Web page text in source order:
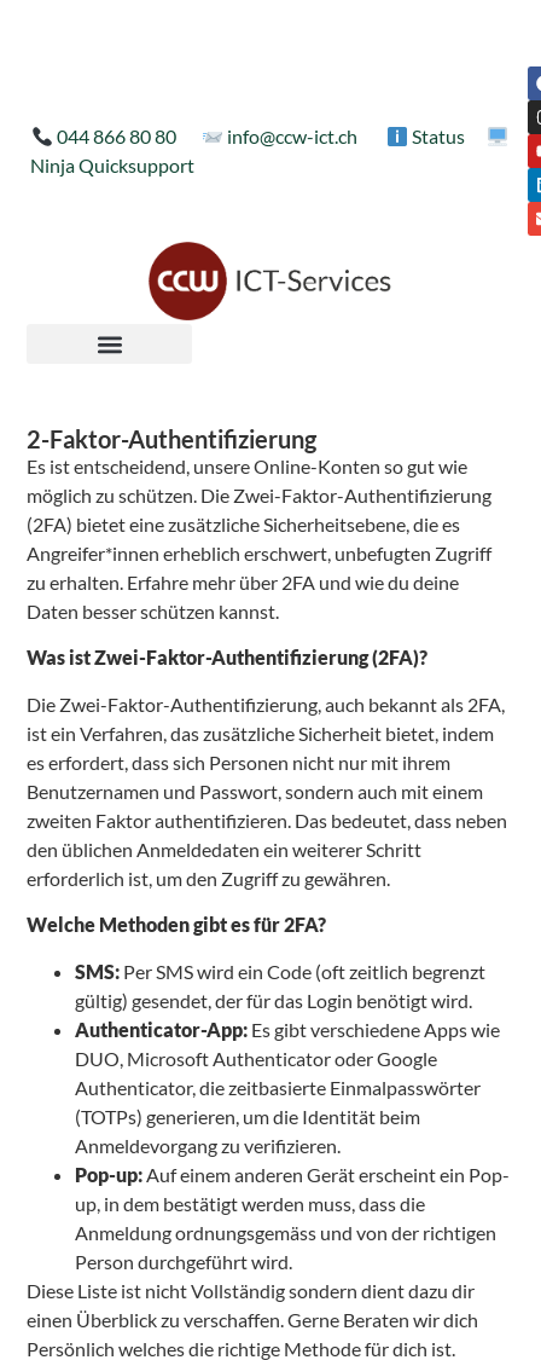
044 866 80 80 info@ccw-ict.ch
Status
Ninja Quicksupport
2-Faktor-Authentifizierung
Es ist entscheidend, unsere Online-Konten so gut wie
möglich zu schützen. Die Zwei-Faktor-Authentifizierung
(2FA) bietet eine zusätzliche Sicherheitsebene, die es
Angreifer*innen erheblich erschwert, unbefugten Zugriff
zu erhalten. Erfahre mehr über 2FA und wie du deine
Daten besser schützen kannst.
Was ist Zwei-Faktor-Authentifizierung (2FA)?
Die Zwei-Faktor-Authentifizierung, auch bekannt als 2FA,
ist ein Verfahren, das zusätzliche Sicherheit bietet, indem
es erfordert, dass sich Personen nicht nur mit ihrem
Benutzernamen und Passwort, sondern auch mit einem
zweiten Faktor authentifizieren. Das bedeutet, dass neben
den üblichen Anmeldedaten ein weiterer Schritt
erforderlich ist, um den Zugriff zu gewähren.
Welche Methoden gibt es für 2FA?
SMS: Per SMS wird ein Code (oft zeitlich begrenzt
gültig) gesendet, der für das Login benötigt wird.
Authenticator-App: Es gibt verschiedene Apps wie
DUO, Microsoft Authenticator oder Google
Authenticator, die zeitbasierte Einmalpasswörter
(TOTPs) generieren, um die Identität beim
Anmeldevorgang zu verifizieren.
Pop-up: Auf einem anderen Gerät erscheint ein Pop-
up, in dem bestätigt werden muss, dass die
Anmeldung ordnungsgemäss und von der richtigen
Person durchgeführt wird.
Diese Liste ist nicht Vollständig sondern dient dazu dir
einen Überblick zu verschaffen. Gerne Beraten wir dich
Persönlich welches die richtige Methode für dich ist.